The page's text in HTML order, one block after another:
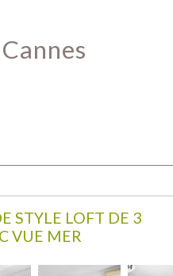
STYLE LOFT DE 3
VUE MER